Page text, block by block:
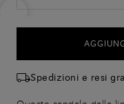
Spedizioni e resi